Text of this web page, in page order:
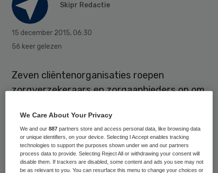
Skipr Redactie
15 december 2015, 06:30
56 keer gelezen
Zeven cliëntenorganisaties roepen
zorgverzekeraars en zorgaanbieders op om
herstelgericht werken de standaard is. Dit
is de belangrijkste uitkomst van een
onderzoek naar de criteria die
zorgverzekeraars zouden moeten hanteren
We Care About Your Privacy
We and our887 partners store and access personal data, like browsing data
or unique identifiers, on your device. Selecting I Accept enables tracking
technologies to support the purposes shown under we and our partners
process data to provide. Selecting Reject All or withdrawing your consent will
disable them. If trackers are disabled, some content and ads you see may not
be as relevant to you. You can resurface this menu to change your choices or